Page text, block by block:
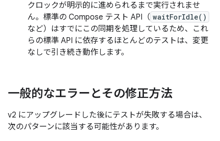
クロックが明示的に進められるまで実行されませ
ん。標準の Compose テスト API（ waitForIdle()
など）はすでにこの同期を処理しているため、これ
らの標準 API に依存するほとんどのテストは、変更
なしで引き続き動作します。
一般的なエラーとその修正方法
v2 にアップグレードした後にテストが失敗する場合は、
次のパターンに該当する可能性があります。